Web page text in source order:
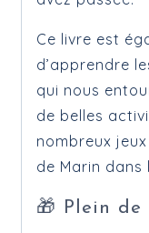
Ce livre est
d’apprendre
qui nous
de belles
nombreux
de Marin dans
🎁 Plein de